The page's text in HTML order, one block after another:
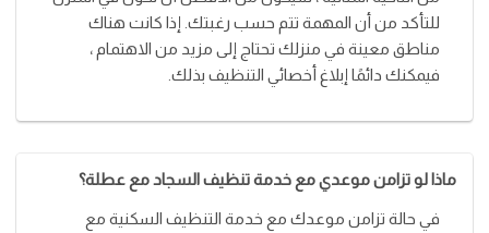
للتأكد من أن المهمة تتم حسب رغبتك. إذا كانت هناك
مناطق معينة في منزلك تحتاج إلى مزيد من الاهتمام ،
فيمكنك دائمًا إبلاغ أخصائي التنظيف بذلك.
ماذا لو تزامن موعدي مع خدمة تنظيف السجاد مع عطلة؟
في حالة تزامن موعدك مع خدمة التنظيف السكنية مع